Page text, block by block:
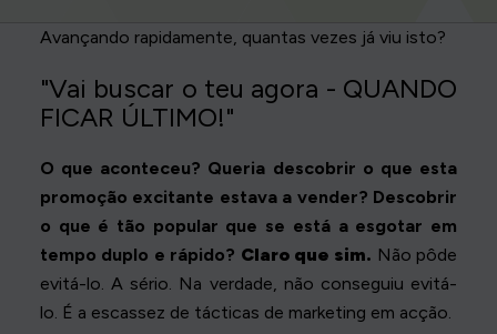
Avançando rapidamente, quantas vezes já viu isto?
"Vai buscar o teu agora - QUANDO
FICAR ÚLTIMO!"
O que aconteceu? Queria descobrir o que esta
promoção excitante estava a vender? Descobrir
o que é tão popular que se está a esgotar em
tempo duplo e rápido? Claro que sim. Não pôde
evitá-lo. A sério. Na verdade, não conseguiu evitá-
lo. É a escassez de tácticas de marketing em acção.